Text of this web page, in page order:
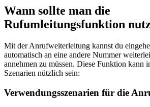
Wann sollte man die
Rufumleitungsfunktion
Mit der Anrufweiterleitung kannst du
automatisch an eine andere Nummer
annehmen zu müssen. Diese Funktion kann
Szenarien nützlich sein:
Verwendungsszenarien für die